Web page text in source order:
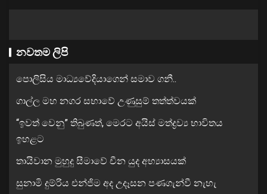
නවතම ලිපි
පොලිසිය මාධ්‍යවේදියාගෙන් සමාව ගනී..
ගාල්ල මහ නගර සභාවේ උණුසුම් තත්ත්වයක්
“ඉවත් වෙනු” තිබුණත්, මෙරට අයිස් මත්ද්‍රව්‍ය භාවිතය
ඉහළට
තායිවාන මුහුදු සීමාවේ චීන යුද අභ්‍යාසයක්
සුනාමි දුම්රිය එන්ජිම අද උදෑසන පණගැන්වී නැහැ